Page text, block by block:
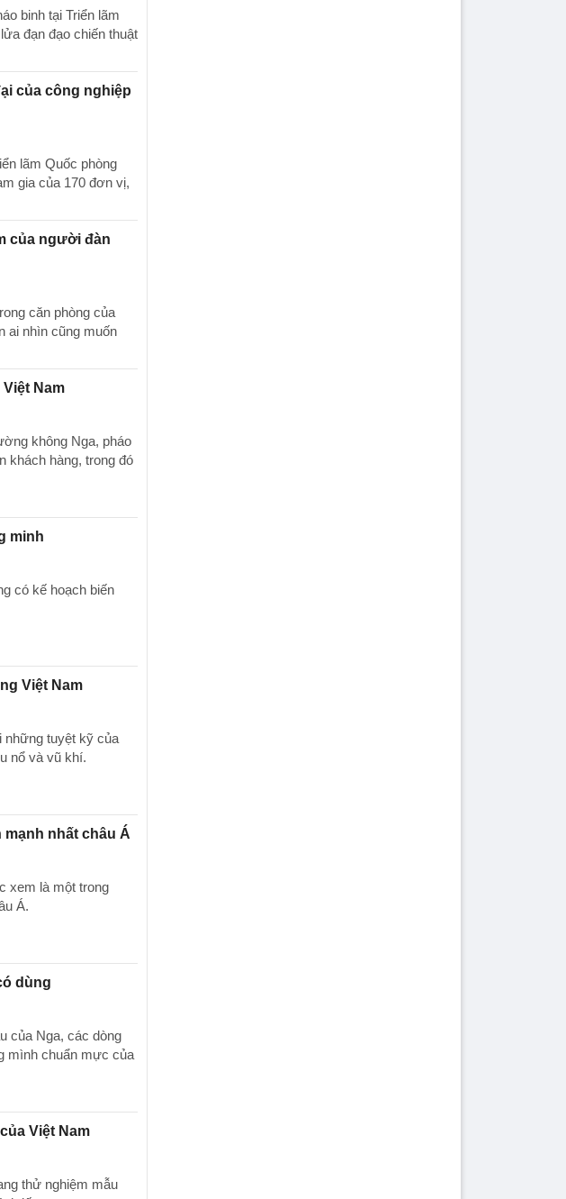
binh tại Triển lãm
đạn đạo chiến thuật
của công nghiệp
lãm Quốc phòng
gia của 170 đơn vị,
của người đàn
căn phòng của
ai nhìn cũng muốn
Nam
không Nga, pháo
khách hàng, trong đó
minh
có kế hoạch biến
Việt Nam
những tuyệt kỹ của
nổ và vũ khí.
mạnh nhất châu Á
xem là một trong
Á.
dùng
của Nga, các dòng
mình chuẩn mực của
Việt Nam
thử nghiệm mẫu